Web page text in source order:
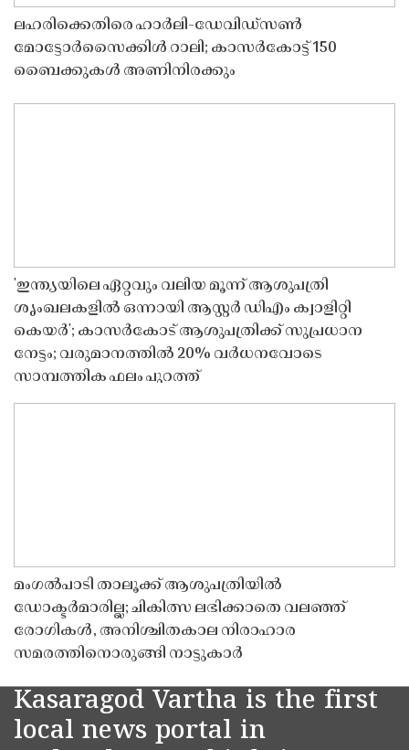
ലഹരിക്കെതിരെ ഹാർലി-ഡേവിഡ്‌സൺ
മോട്ടോർസൈക്കിൾ റാലി; കാസർകോട്ട് 150
ബൈക്കുകൾ അണിനിരക്കും
'ഇന്ത്യയിലെ ഏറ്റവും വലിയ മൂന്ന് ആശുപത്രി
ശൃംഖലകളിൽ ഒന്നായി ആസ്റ്റർ ഡിഎം ക്വാളിറ്റി
കെയർ'; കാസർകോട് ആശുപത്രിക്ക് സുപ്രധാന
നേട്ടം; വരുമാനത്തിൽ 20% വർധനവോടെ
സാമ്പത്തിക ഫലം പുറത്ത്
മംഗൽപാടി താലൂക്ക് ആശുപത്രിയിൽ
ഡോക്ടർമാരില്ല; ചികിത്സ ലഭിക്കാതെ വലഞ്ഞ്
രോഗികൾ, അനിശ്ചിതകാല നിരാഹാര
സമരത്തിനൊരുങ്ങി നാട്ടുകാർ
Kasaragod Vartha is the first
local news portal in